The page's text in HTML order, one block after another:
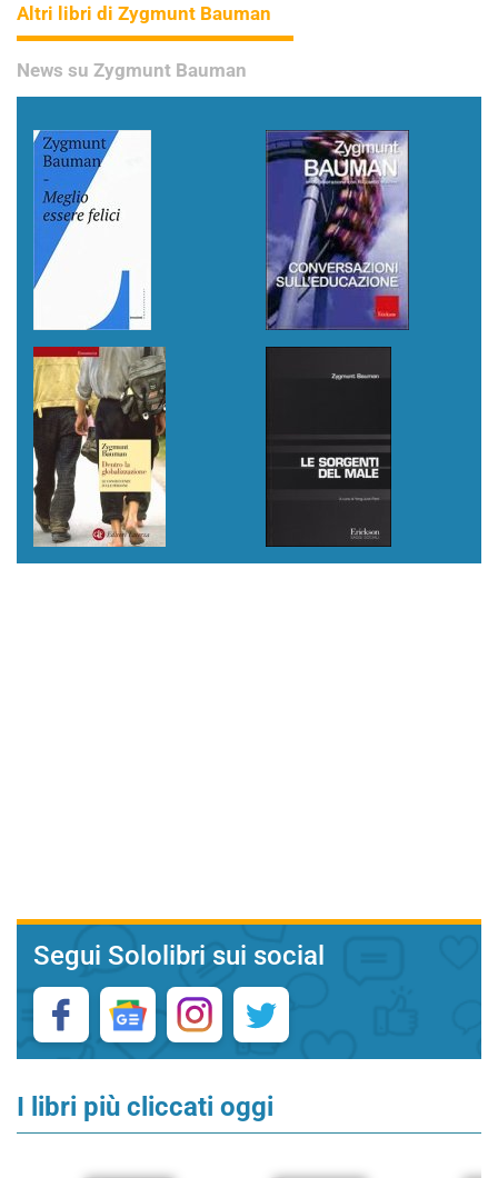
Altri libri di Zygmunt Bauman
News su Zygmunt Bauman
Segui Sololibri sui social
I libri più cliccati oggi